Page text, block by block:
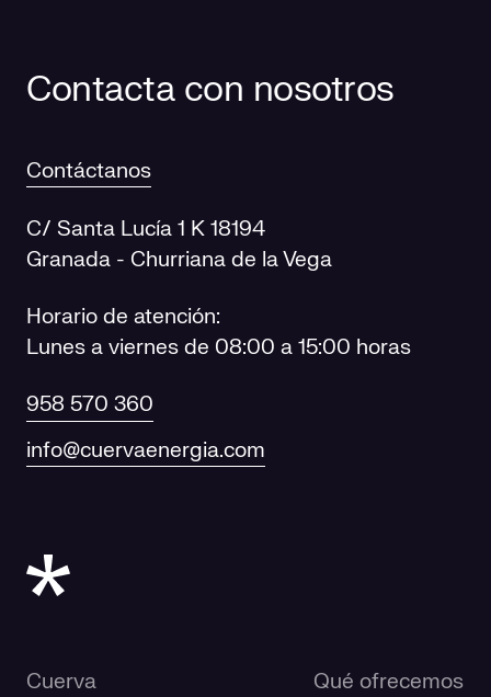
Contacta con nosotros
Contáctanos
C/ Santa Lucía 1 K 18194
Granada - Churriana de la Vega
Horario de atención:
Lunes a viernes de 08:00 a 15:00 horas
958 570 360
info@cuervaenergia.com
Cuerva Qué ofrecemos